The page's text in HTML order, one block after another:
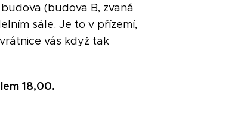
(budova B, zvaná
sále. Je to v přízemí,
vás když tak
18,00.